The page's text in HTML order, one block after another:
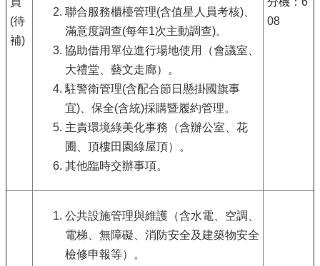
(待
補)
聯合服務櫃檯管理(含值星人員考核)、
滿意度調查(每年1次主動調查)。
協助借用單位進行場地使用（會議室、
大禮堂、藝文走廊）。
駐警衛管理(含配合節日懸掛國旗事
宜)、保全(含統)採購暨履約管理。
主責環境綠美化事務（含辦公室、花
圃、頂樓田園綠屋頂）。
其他臨時交辦事項。
08
公共設施管理與維護（含水電、空調、
電梯、無障礙、消防安全及建築物安全
檢修申報等）。